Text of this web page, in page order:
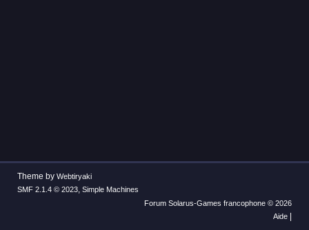
Theme by Webtiryaki
SMF 2.1.4 © 2023, Simple Machines
Forum Solarus-Games francophone © 2026
Aide